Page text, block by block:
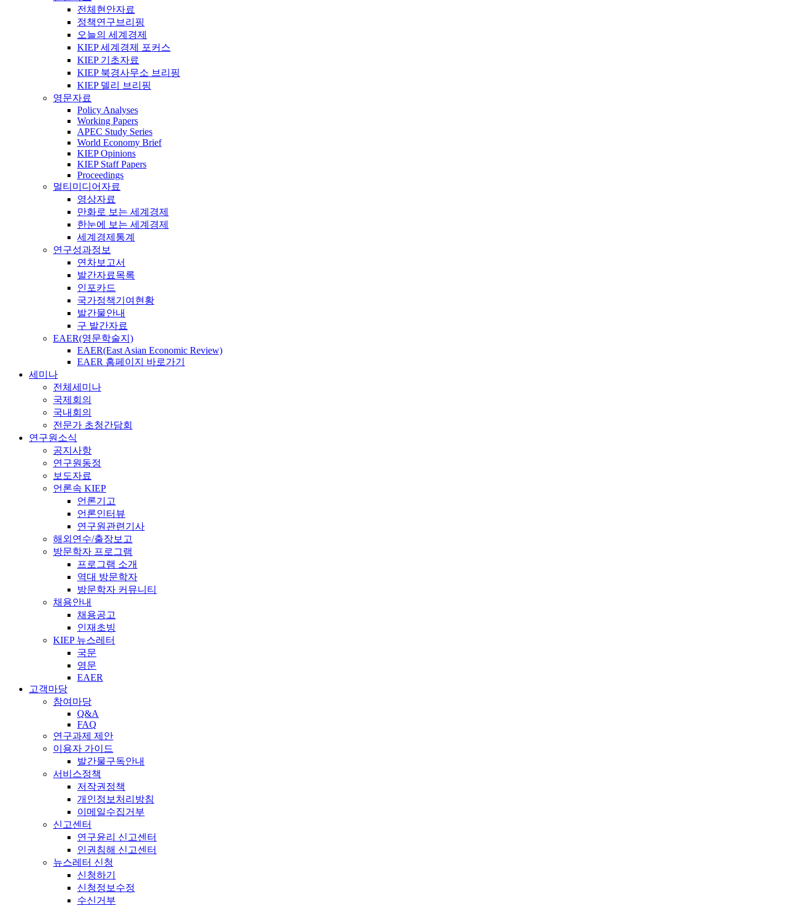
전체현안자료
정책연구브리핑
오늘의 세계경제
KIEP 세계경제 포커스
KIEP 기초자료
KIEP 북경사무소 브리핑
KIEP 델리 브리핑
영문자료
Policy Analyses
Working Papers
APEC Study Series
World Economy Brief
KIEP Opinions
KIEP Staff Papers
Proceedings
멀티미디어자료
영상자료
만화로 보는 세계경제
한눈에 보는 세계경제
세계경제통계
연구성과정보
연차보고서
발간자료목록
인포카드
국가정책기여현황
발간물안내
구 발간자료
EAER(영문학술지)
EAER(East Asian Economic Review)
EAER 홈페이지 바로가기
세미나
전체세미나
국제회의
국내회의
전문가 초청간담회
연구원소식
공지사항
연구원동정
보도자료
언론속 KIEP
언론기고
언론인터뷰
연구원관련기사
해외연수/출장보고
방문학자 프로그램
프로그램 소개
역대 방문학자
방문학자 커뮤니티
채용안내
채용공고
인재초빙
KIEP 뉴스레터
국문
영문
EAER
고객마당
참여마당
Q&A
FAQ
연구과제 제안
이용자 가이드
발간물구독안내
서비스정책
저작권정책
개인정보처리방침
이메일수집거부
신고센터
연구윤리 신고센터
인권침해 신고센터
뉴스레터 신청
신청하기
신청정보수정
수신거부